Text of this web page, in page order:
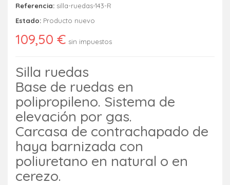
Referencia: silla-ruedas-143-R
Estado: Producto nuevo
109,50 € sin impuestos
Silla ruedas
Base de ruedas en
polipropileno. Sistema de
elevación por gas.
Carcasa de contrachapado de
haya barnizada con
poliuretano en natural o en
cerezo.